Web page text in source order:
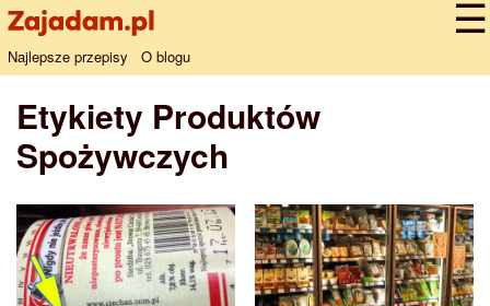
Najlepsze przepisy O blogu
Etykiety Produktów
Spożywczych